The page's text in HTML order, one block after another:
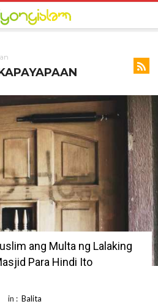
ang Multa ng Lalaking
Para Hindi Ito
in : Balita